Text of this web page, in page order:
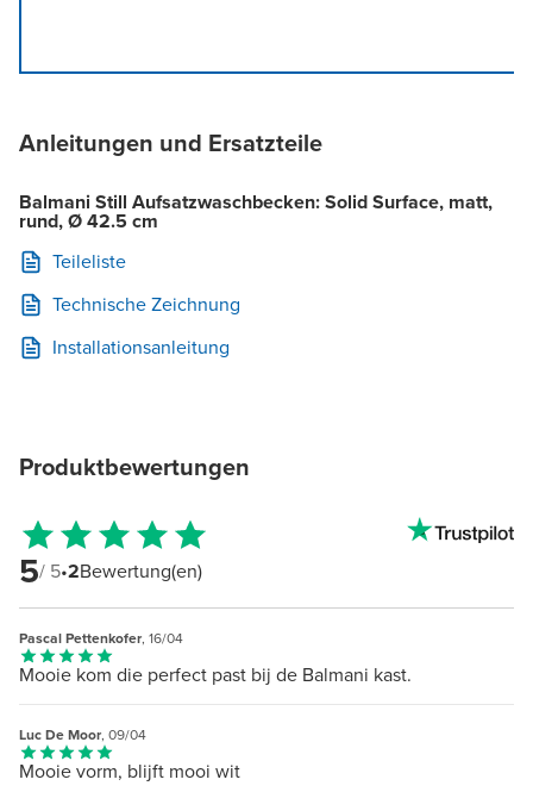
Anleitungen und Ersatzteile
Balmani Still Aufsatzwaschbecken: Solid Surface, matt,
rund, Ø 42.5 cm
Teileliste
Technische Zeichnung
Installationsanleitung
Produktbewertungen
5/ 5•2Bewertung(en)
Pascal Pettenkofer, 16/04
Mooie kom die perfect past bij de Balmani kast.
Luc De Moor, 09/04
Mooie vorm, blijft mooi wit